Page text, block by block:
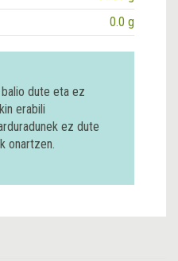
0.0 g
dute eta ez
erabili
ez dute
onartzen.